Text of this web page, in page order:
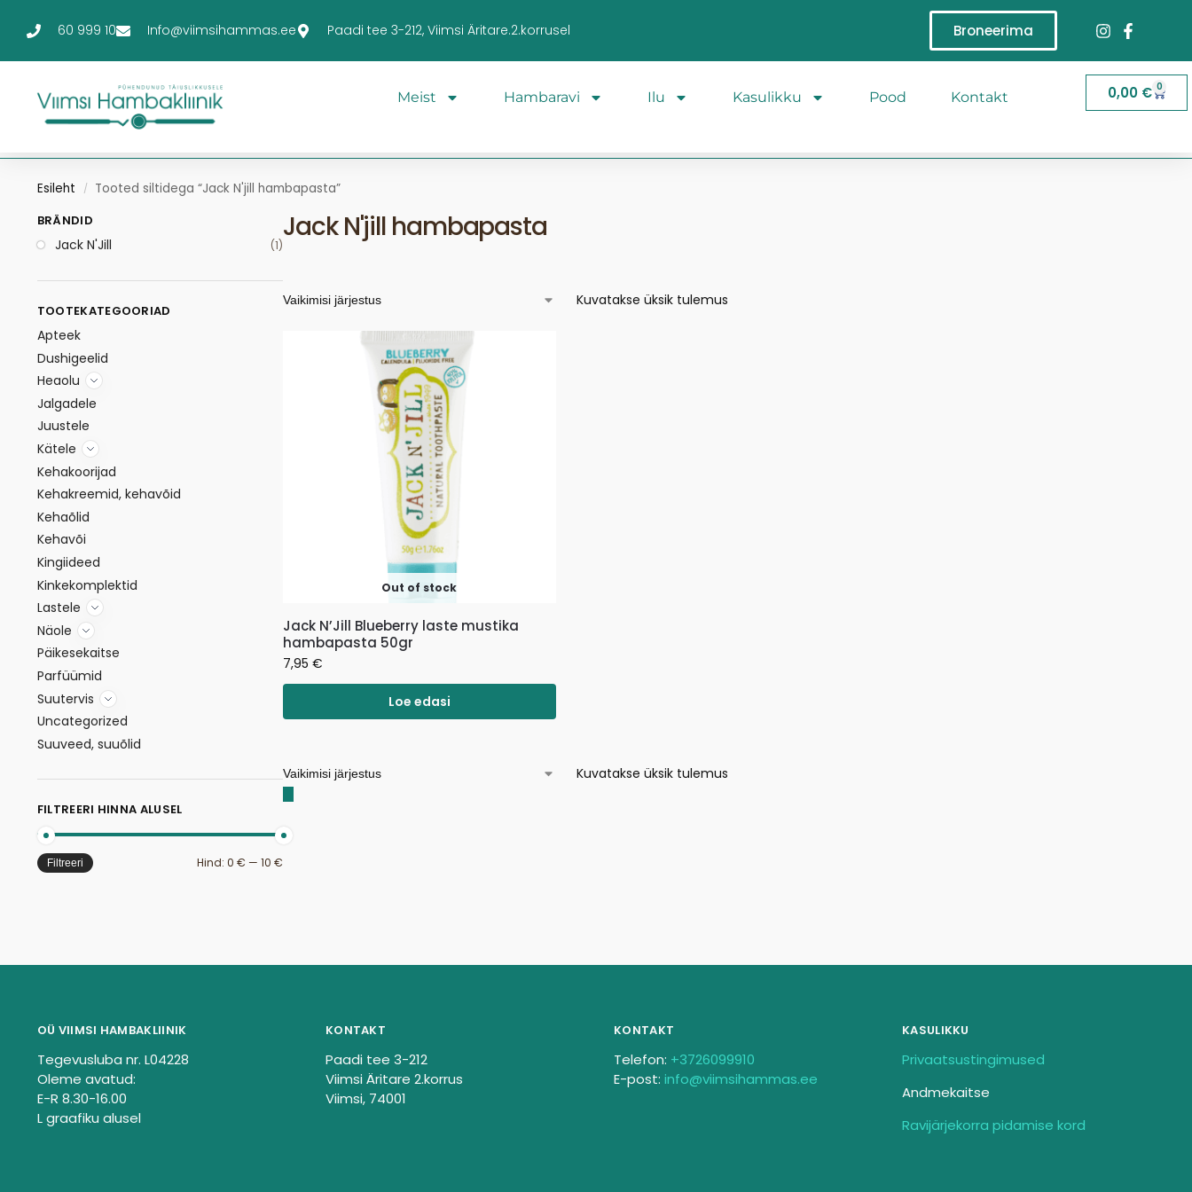
60 999 10 Info@viimsihammas.ee Paadi tee 3-212, Viimsi Äritare.2.korrusel Broneerima
Meist Hambaravi Ilu Kasulikku Pood Kontakt 0,00 € 0
Esileht / Tooted siltidega “Jack N'jill hambapasta”
Jack N'jill hambapasta
Kuvatakse üksik tulemus
Out of stock
Jack N’Jill Blueberry laste mustika
hambapasta 50gr
7,95€
Loe edasi
Kuvatakse üksik tulemus
BRÄNDID
Jack N'Jill (1)
TOOTEKATEGOORIAD
Apteek
Dushigeelid
Heaolu
Jalgadele
Juustele
Kätele
Kehakoorijad
Kehakreemid, kehavõid
Kehaõlid
Kehavõi
Kingiideed
Kinkekomplektid
Lastele
Näole
Päikesekaitse
Parfüümid
Suutervis
Uncategorized
Suuveed, suuõlid
FILTREERI HINNA ALUSEL
Filtreeri Hind:0 € —10 €
OÜ VIIMSI HAMBAKLIINIK
Tegevusluba nr. L04228
Oleme avatud:
E-R 8.30-16.00
L graafiku alusel
KONTAKT
Paadi tee 3-212
Viimsi Äritare 2.korrus
Viimsi, 74001
KONTAKT
Telefon: +3726099910
E-post: info@viimsihammas.ee
KASULIKKU
Privaatsustingimused
Andmekaitse
Ravijärjekorra pidamise kord